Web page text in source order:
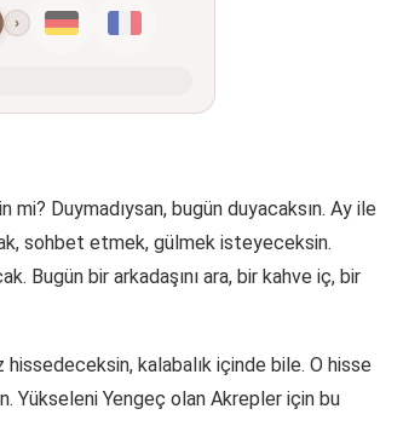
›
mi? Duymadıysan, bugün duyacaksın. Ay ile
sohbet etmek, gülmek isteyeceksin.
Bugün bir arkadaşını ara, bir kahve iç, bir
hissedeceksin, kalabalık içinde bile. O hisse
Yükseleni Yengeç olan Akrepler için bu